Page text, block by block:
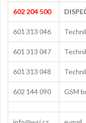
602 204 500
601 313 046
601 313 047
601 313 048
602 144 090 GSM